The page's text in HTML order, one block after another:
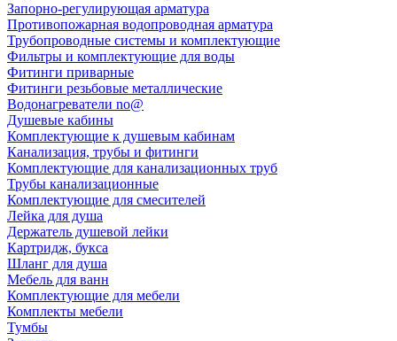
Запорно-регулирующая арматура
Противопожарная водопроводная арматура
Трубопроводные системы и комплектующие
Фильтры и комплектующие для воды
Фитинги приварные
Фитинги резьбовые металлические
Водонагреватели no@
Душевые кабины
Комплектующие к душевым кабинам
Канализация, трубы и фитинги
Комплектующие для канализационных труб
Трубы канализационные
Комплектующие для смесителей
Лейка для душа
Держатель душевой лейки
Картридж, букса
Шланг для душа
Мебель для ванн
Комплектующие для мебели
Комплекты мебели
Тумбы